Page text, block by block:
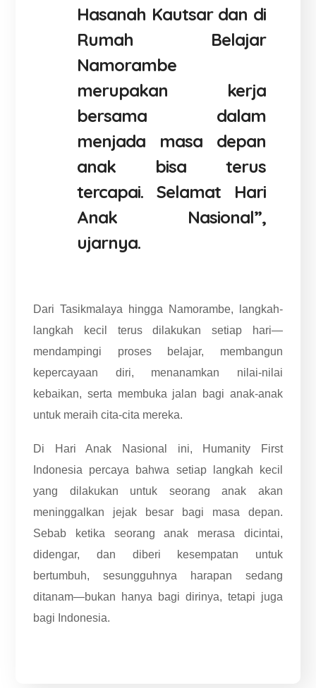
Hasanah Kautsar dan di
Rumah Belajar
Namorambe
merupakan kerja
bersama dalam
menjada masa depan
anak bisa terus
tercapai. Selamat Hari
Anak Nasional”,
ujarnya.
Dari Tasikmalaya hingga Namorambe, langkah-
langkah kecil terus dilakukan setiap hari—
mendampingi proses belajar, membangun
kepercayaan diri, menanamkan nilai-nilai
kebaikan, serta membuka jalan bagi anak-anak
untuk meraih cita-cita mereka.
Di Hari Anak Nasional ini, Humanity First
Indonesia percaya bahwa setiap langkah kecil
yang dilakukan untuk seorang anak akan
meninggalkan jejak besar bagi masa depan.
Sebab ketika seorang anak merasa dicintai,
didengar, dan diberi kesempatan untuk
bertumbuh, sesungguhnya harapan sedang
ditanam—bukan hanya bagi dirinya, tetapi juga
bagi Indonesia.